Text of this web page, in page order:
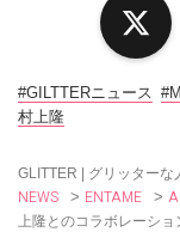
#GILTTERニュース
村上隆
GLITTER | グリッター
NEWS > ENTAME >
上隆とのコラボレーシ